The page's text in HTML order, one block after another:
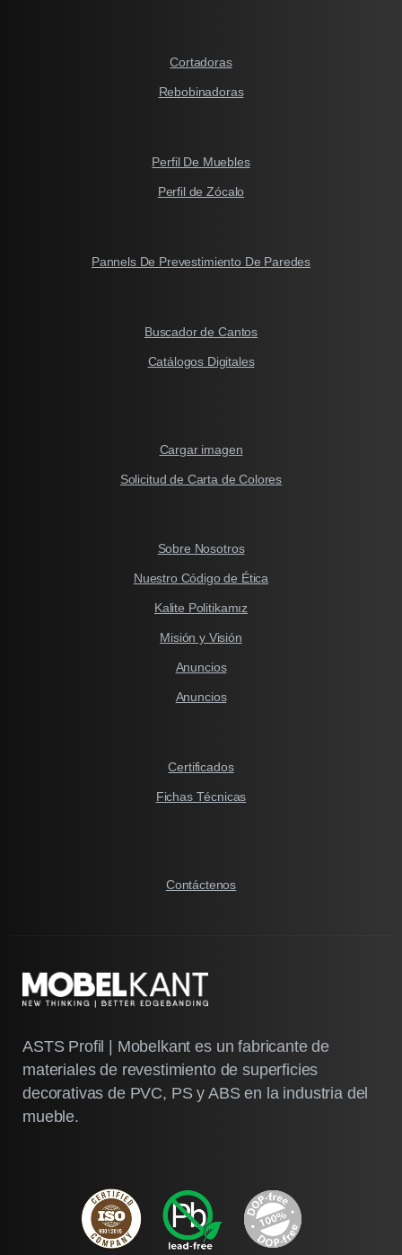
Cortadoras
Rebobinadoras
Perfil De Muebles
Perfil de Zócalo
Pannels De Prevestimiento De Paredes
Buscador de Cantos
Catálogos Digitales
Cargar imagen
Solicitud de Carta de Colores
Sobre Nosotros
Nuestro Código de Ética
Kalite Politikamız
Misión y Visión
Anuncios
Anuncios
Certificados
Fichas Técnicas
Contáctenos
ASTS Profil | Mobelkant es un fabricante de
materiales de revestimiento de superficies
decorativas de PVC, PS y ABS en la industria del
mueble.